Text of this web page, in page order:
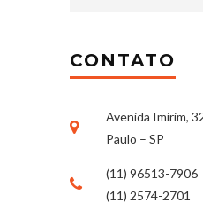
CONTATO
Avenida Imirim,
Paulo – SP
(11) 96513-7906
(11) 2574-2701